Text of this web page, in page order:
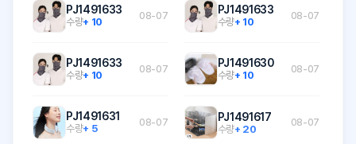
PJ1491633
수량+ 10
08-07 PJ1491633
수량+ 10
08-07
PJ1491633
수량+ 10
08-07 PJ1491630
수량+ 10
08-07
PJ1491631
수량+ 5
08-07 PJ1491617
수량+ 20
08-07